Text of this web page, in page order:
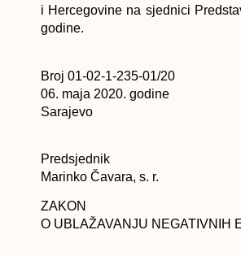
i Hercegovine na sjednici
godine.
Broj 01-02-1-235-01/20
06. maja 2020. godine
Sarajevo
Predsjednik
Marinko Čavara, s. r.
ZAKON
O UBLAŽAVANJU NEGATIVNIH